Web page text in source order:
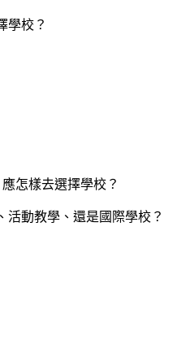
學校？
怎樣去選擇學校？
活動教學、還是國際學校？